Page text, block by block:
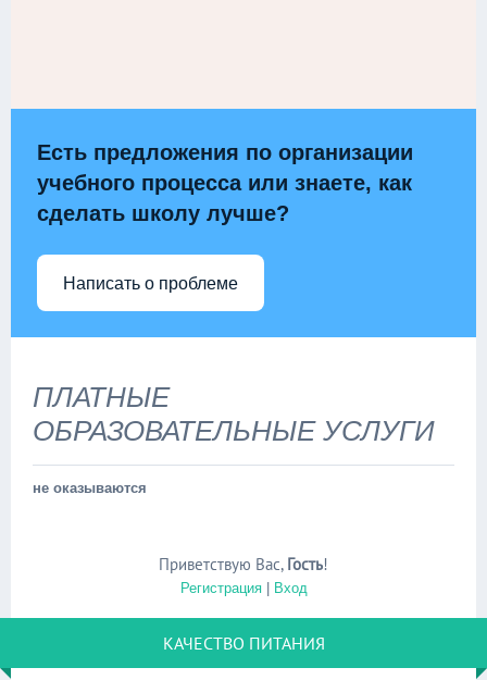
Есть предложения по организации
учебного процесса или знаете, как
сделать школу лучше?
Написать о проблеме
ПЛАТНЫЕ
ОБРАЗОВАТЕЛЬНЫЕ УСЛУГИ
не оказываются
Приветствую Вас, Гость!
Регистрация| Вход
КАЧЕСТВО ПИТАНИЯ